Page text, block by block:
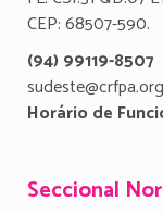
CEP: 68507-590.
(94) 99119-8507
Horário de
Seccional